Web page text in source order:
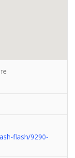
flash/9290-